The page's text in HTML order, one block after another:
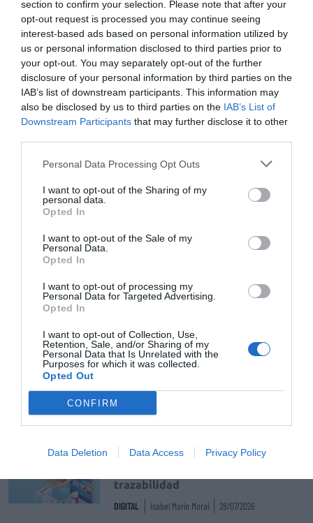
section to confirm your selection. Please note that after your
opt-out request is processed you may continue seeing
interest-based ads based on personal information utilized by
us or personal information disclosed to third parties prior to
your opt-out. You may separately opt-out of the further
disclosure of your personal information by third parties on the
IAB’s list of downstream participants. This information may
also be disclosed by us to third parties on the IAB’s List of
Downstream Participants that may further disclose it to other
Personal Data Processing Opt Outs
I want to opt-out of the Sharing of my
personal data.
Opted In
I want to opt-out of the Sale of my
Personal Data.
Opted In
I want to opt-out of processing my
Personal Data for Targeted Advertising.
Opted In
I want to opt-out of Collection, Use,
Retention, Sale, and/or Sharing of my
Personal Data that Is Unrelated with the
Purposes for which it was collected.
Opted Out
CONFIRM
Data Deletion Data Access Privacy Policy
comunidades autónomas, este mes es el turno de
Murcia. En dicha comunidad se ha producido una fuerte
reducción de la demanda entre los años 2012 y 2013,
superior en el último año a la media nacional. En cuanto
al número de recetas per cápita, es también superior a
la media nacional.
Por último, las previsiones a corto plazo señalan que en
enero y febrero puede aumentar el consumo, influido
por el bajo impacto de los nuevos precios de referencia
y por un moderado aumento de la demanda.
Añadir El Farmacéutico
como fuente preferida
de Google de forma gratuita
ACTIVAR AHORA
Observatorio del Medicamento
federacion empresarial de farmaceuticos espanoles
Destacados
La venta online de medicamentos
trazabilidad
DIGITAL Isabel Marín Moral 28/07/2026